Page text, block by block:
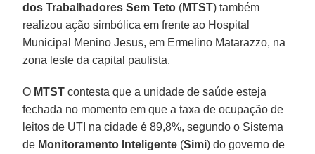
dos Trabalhadores Sem Teto (MTST) também
realizou ação simbólica em frente ao Hospital
Municipal Menino Jesus, em Ermelino Matarazzo, na
zona leste da capital paulista.
O MTST contesta que a unidade de saúde esteja
fechada no momento em que a taxa de ocupação de
leitos de UTI na cidade é 89,8%, segundo o Sistema
de Monitoramento Inteligente (Simi) do governo de